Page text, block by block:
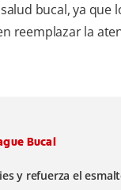
bucal, ya que
reemplazar la
Bucal
y refuerza el